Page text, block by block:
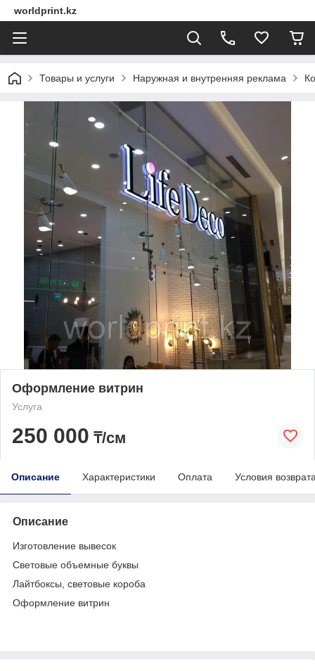
worldprint.kz
Товары и услуги Наружная и внутренняя реклама
Оформление витрин
Услуга
250 000 ₸/см
Описание Характеристики Оплата Условия
Описание
Изготовление вывесок
Световые объемные буквы
Лайтбоксы, световые короба
Оформление витрин